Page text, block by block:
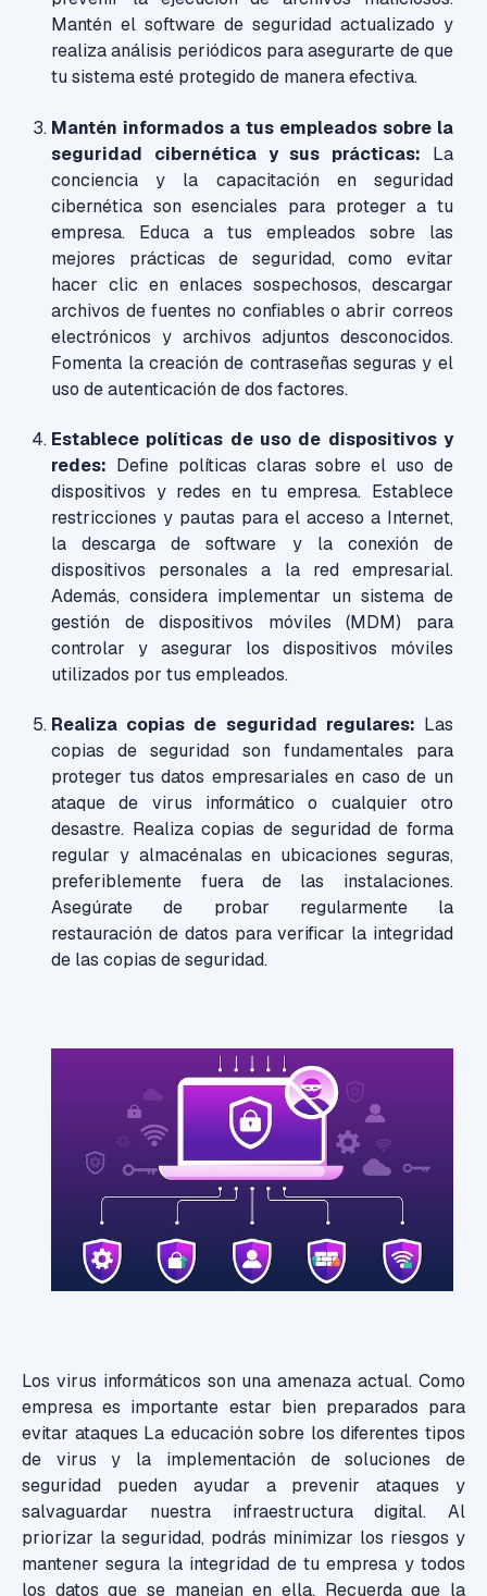
Mantén el software de seguridad actualizado y
realiza análisis periódicos para asegurarte de que
tu sistema esté protegido de manera efectiva.
Mantén informados a tus empleados sobre la
seguridad cibernética y sus prácticas: La
conciencia y la capacitación en seguridad
cibernética son esenciales para proteger a tu
empresa. Educa a tus empleados sobre las
mejores prácticas de seguridad, como evitar
hacer clic en enlaces sospechosos, descargar
archivos de fuentes no confiables o abrir correos
electrónicos y archivos adjuntos desconocidos.
Fomenta la creación de contraseñas seguras y el
uso de autenticación de dos factores.
Establece políticas de uso de dispositivos y
redes: Define políticas claras sobre el uso de
dispositivos y redes en tu empresa. Establece
restricciones y pautas para el acceso a Internet,
la descarga de software y la conexión de
dispositivos personales a la red empresarial.
Además, considera implementar un sistema de
gestión de dispositivos móviles (MDM) para
controlar y asegurar los dispositivos móviles
utilizados por tus empleados.
Realiza copias de seguridad regulares: Las
copias de seguridad son fundamentales para
proteger tus datos empresariales en caso de un
ataque de virus informático o cualquier otro
desastre. Realiza copias de seguridad de forma
regular y almacénalas en ubicaciones seguras,
preferiblemente fuera de las instalaciones.
Asegúrate de probar regularmente la
restauración de datos para verificar la integridad
de las copias de seguridad.
Los virus informáticos son una amenaza actual. Como
empresa es importante estar bien preparados para
evitar ataques La educación sobre los diferentes tipos
de virus y la implementación de soluciones de
seguridad pueden ayudar a prevenir ataques y
salvaguardar nuestra infraestructura digital. Al
priorizar la seguridad, podrás minimizar los riesgos y
mantener segura la integridad de tu empresa y todos
los datos que se manejan en ella. Recuerda que la